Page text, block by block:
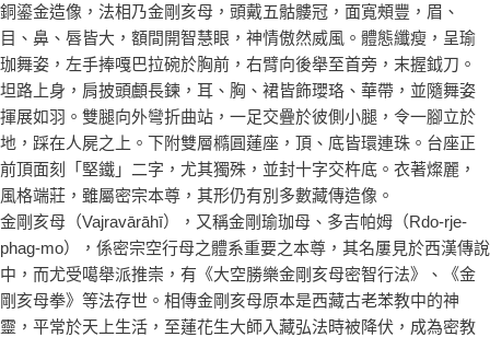
銅鎏金造像，法相乃金剛亥母，頭戴五骷髏冠，面寬頰豐，眉、
目、鼻、唇皆大，額間開智慧眼，神情傲然威風。體態纖瘦，呈瑜
珈舞姿，左手捧嘎巴拉碗於胸前，右臂向後舉至首旁，末握鉞刀。
坦路上身，肩披頭顱長鍊，耳、胸、裙皆飾瓔珞、華帶，並隨舞姿
揮展如羽。雙腿向外彎折曲站，一足交疊於彼側小腿，令一腳立於
地，踩在人屍之上。下附雙層橢圓蓮座，頂、底皆環連珠。台座正
前頂面刻「堅鐵」二字，尤其獨殊，並封十字交杵底。衣著燦麗，
風格端莊，雖屬密宗本尊，其形仍有別多數藏傳造像。
金剛亥母（Vajravārāhī），又稱金剛瑜珈母、多吉帕姆（Rdo-rje-
phag-mo），係密宗空行母之體系重要之本尊，其名屢見於西漢傳說
中，而尤受噶舉派推崇，有《大空勝樂金剛亥母密智行法》、《金
剛亥母拳》等法存世。相傳金剛亥母原本是西藏古老苯教中的神
靈，平常於天上生活，至蓮花生大師入藏弘法時被降伏，成為密教